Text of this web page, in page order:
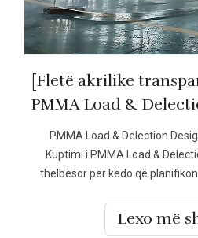
[Fletë akrilike
PMMA Load & Delection
Kuptimi i PMMA Load &
thelbësor për këdo që
arkitekturore. Llogaritjet e
devijimit sigurojnë siguri,
Lexo më